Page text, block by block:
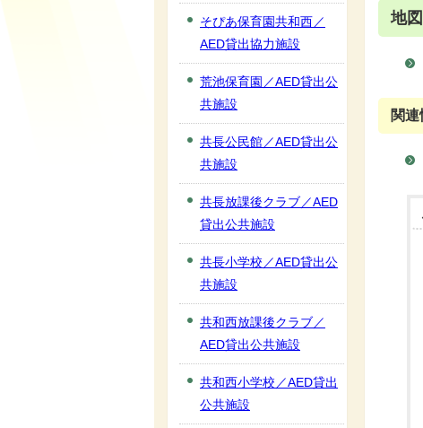
地図
関連
そぴあ保育園共和西／
AED貸出協力施設
荒池保育園／AED貸出公
共施設
共長公民館／AED貸出公
共施設
共長放課後クラブ／AED
貸出公共施設
共長小学校／AED貸出公
共施設
共和西放課後クラブ／
AED貸出公共施設
共和西小学校／AED貸出
公共施設